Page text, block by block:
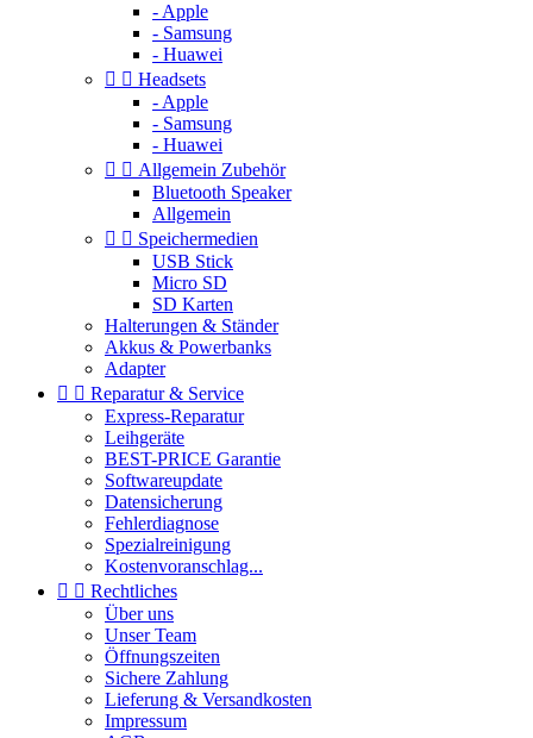
- Apple
- Samsung
- Huawei
  Headsets
- Apple
- Samsung
- Huawei
  Allgemein Zubehör
Bluetooth Speaker
Allgemein
  Speichermedien
USB Stick
Micro SD
SD Karten
Halterungen & Ständer
Akkus & Powerbanks
Adapter
  Reparatur & Service
Express-Reparatur
Leihgeräte
BEST-PRICE Garantie
Softwareupdate
Datensicherung
Fehlerdiagnose
Spezialreinigung
Kostenvoranschlag...
  Rechtliches
Über uns
Unser Team
Öffnungszeiten
Sichere Zahlung
Lieferung & Versandkosten
Impressum